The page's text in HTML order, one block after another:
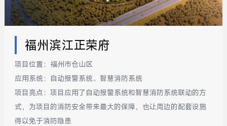
福州滨江正荣府
项目位置： 福州市仓山区
应用系统： 自动报警系统、智慧消防系统
项目亮点： 项目应用了自动报警系统和智慧消防系统联动的方
式，为项目的消防安全带来最大的保障，也让周边的配套设施
得以免于消防隐患